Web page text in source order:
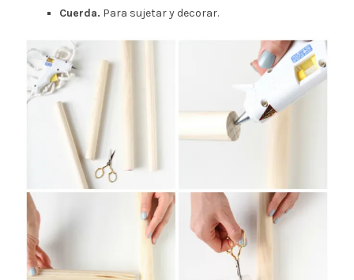
Cuerda. Para sujetar y decorar.